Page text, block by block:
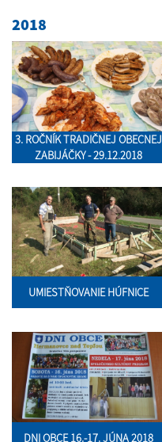
2018
3. ROČNÍK TRADIČNEJ OBECNEJ
ZABIJÁČKY - 29.12.2018
UMIESTŇOVANIE HÚFNICE
DNI OBCE 16.-17. JÚNA 2018